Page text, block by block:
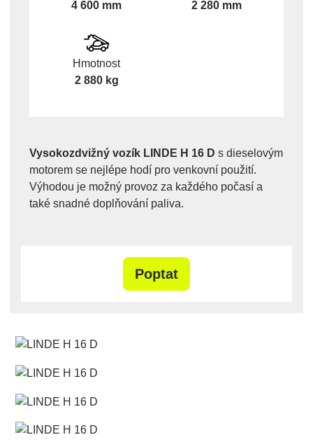
4 600 mm
2 280 mm
Hmotnost
2 880 kg
Vysokozdvižný vozík LINDE H 16 D s dieselovým
motorem se nejlépe hodí pro venkovní použití.
Výhodou je možný provoz za každého počasí a
také snadné doplňování paliva.
Poptat